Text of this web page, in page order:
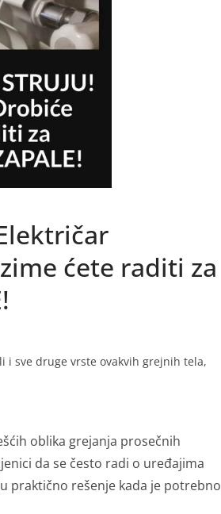
ćete raditi za
i sve druge vrste ovakvih grejnih tela,
oblika grejanja prosečnih
da se često radi o uređajima
praktično rešenje kada je potrebno